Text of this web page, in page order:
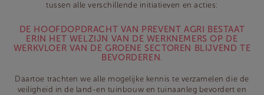
tussen alle verschillende initiatieven en acties:
DE HOOFDOPDRACHT VAN PREVENT AGRI BESTAAT
ERIN HET WELZIJN VAN DE WERKNEMERS OP DE
WERKVLOER VAN DE GROENE SECTOREN BLIJVEND TE
BEVORDEREN.
Daartoe trachten we alle mogelijke kennis te verzamelen die de
veiligheid in de land-en tuinbouw en tuinaanleg bevordert en